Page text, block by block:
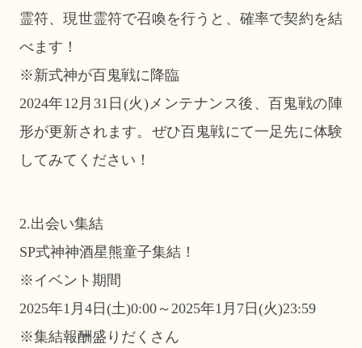
霊符、現世霊符で召喚を行うと、確率で契約を結
べます！
※新式神が百鬼戦に降臨
2024年12月31日(火)メンテナンス後、百鬼戦の陣
形が更新されます。ぜひ百鬼戦にて一足先に体験
してみてください！
2.出会い集結
SP式神神酒星熊童子集結！
※イベント期間
2025年1月4日(土)0:00～2025年1月7日(火)23:59
※集結報酬盛りだくさん